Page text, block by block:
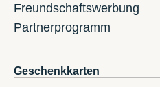
Freundschaftswerbung
Partnerprogramm
Geschenkkarten